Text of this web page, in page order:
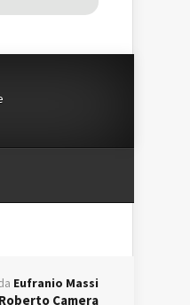
Eufranio Massi
Roberto Camera